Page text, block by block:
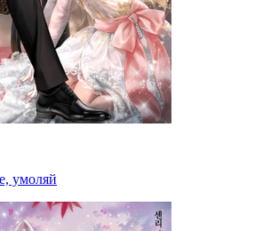
умоляй